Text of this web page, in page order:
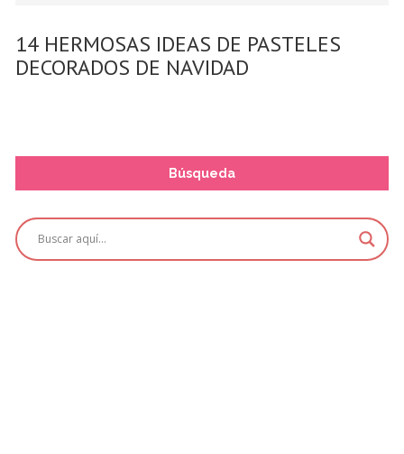
14 HERMOSAS IDEAS DE PASTELES
DECORADOS DE NAVIDAD
Búsqueda